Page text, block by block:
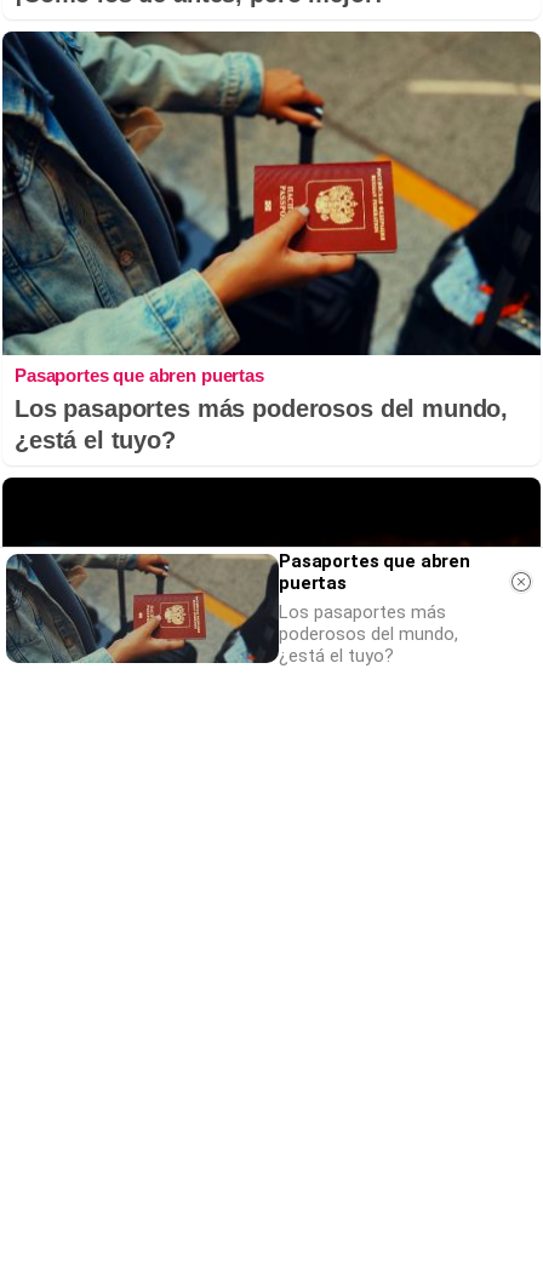
Pasaportes que abren puertas
Los pasaportes más poderosos del mundo,
¿está el tuyo?
Pasaportes que abren
puertas
Los pasaportes más
poderosos del mundo,
¿está el tuyo?